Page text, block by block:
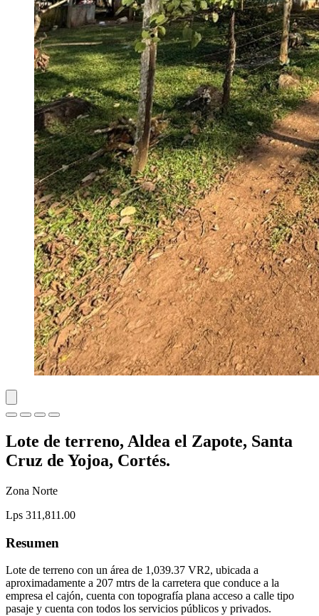
Lote de terreno, Aldea el Zapote, Santa
Cruz de Yojoa, Cortés.
Zona Norte
Lps 311,811.00
Resumen
Lote de terreno con un área de 1,039.37 VR2, ubicada a
aproximadamente a 207 mtrs de la carretera que conduce a la
empresa el cajón, cuenta con topografía plana acceso a calle tipo
pasaje y cuenta con todos los servicios públicos y privados.